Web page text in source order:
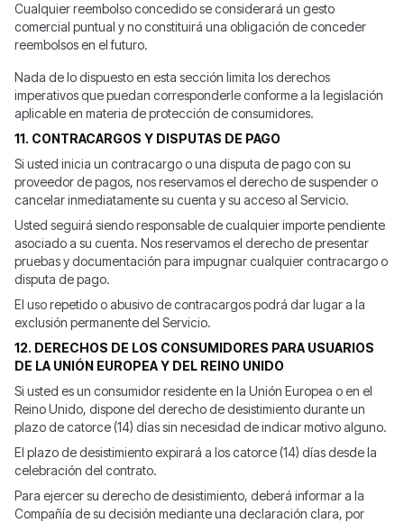
Cualquier reembolso concedido se considerará un gesto
comercial puntual y no constituirá una obligación de conceder
reembolsos en el futuro.
Nada de lo dispuesto en esta sección limita los derechos
imperativos que puedan corresponderle conforme a la legislación
aplicable en materia de protección de consumidores.
11. CONTRACARGOS Y DISPUTAS DE PAGO
Si usted inicia un contracargo o una disputa de pago con su
proveedor de pagos, nos reservamos el derecho de suspender o
cancelar inmediatamente su cuenta y su acceso al Servicio.
Usted seguirá siendo responsable de cualquier importe pendiente
asociado a su cuenta. Nos reservamos el derecho de presentar
pruebas y documentación para impugnar cualquier contracargo o
disputa de pago.
El uso repetido o abusivo de contracargos podrá dar lugar a la
exclusión permanente del Servicio.
12. DERECHOS DE LOS CONSUMIDORES PARA USUARIOS
DE LA UNIÓN EUROPEA Y DEL REINO UNIDO
Si usted es un consumidor residente en la Unión Europea o en el
Reino Unido, dispone del derecho de desistimiento durante un
plazo de catorce (14) días sin necesidad de indicar motivo alguno.
El plazo de desistimiento expirará a los catorce (14) días desde la
celebración del contrato.
Para ejercer su derecho de desistimiento, deberá informar a la
Compañía de su decisión mediante una declaración clara, por